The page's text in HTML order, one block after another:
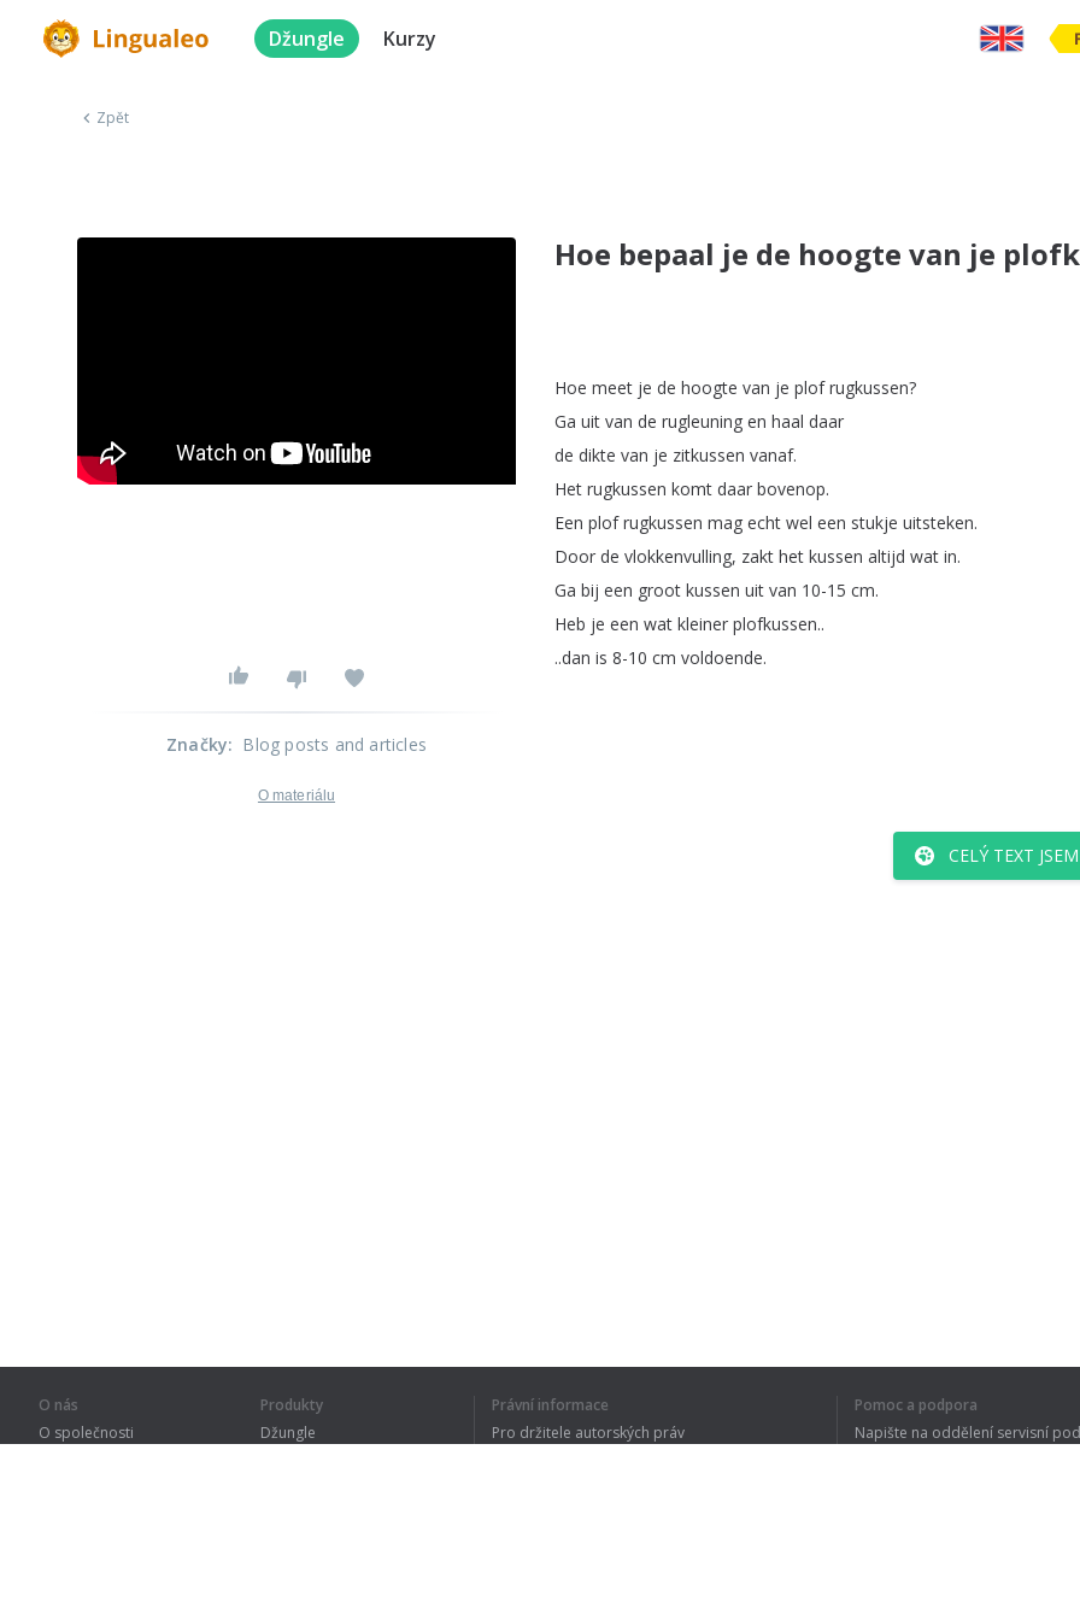
Džungle Kurzy
Zpět
Hoe bepaal je de hoogte van je
Hoe meet je de hoogte van je plof rugkussen?
Ga uit van de rugleuning en haal daar
de dikte van je zitkussen vanaf.
Het rugkussen komt daar bovenop.
Een plof rugkussen mag echt wel een stukje uitsteken.
Door de vlokkenvulling, zakt het kussen altijd wat in.
Ga bij een groot kussen uit van 10-15 cm.
Heb je een wat kleiner plofkussen..
..dan is 8-10 cm voldoende.
CELÝ TEXT
Značky: Blog posts and articles
O materiálu
O nás
O společnosti
Produkty
Džungle
Právní informace
Pro držitele autorských práv
Pomoc a podpora
Napište na oddělení servisní